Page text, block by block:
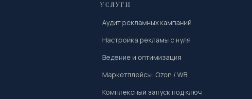
УСЛУГИ
Аудит рекламных кампаний
Настройка рекламы с нуля
Ведение и оптимизация
Маркетплейсы: Ozon / WB
Комплексный запуск под ключ